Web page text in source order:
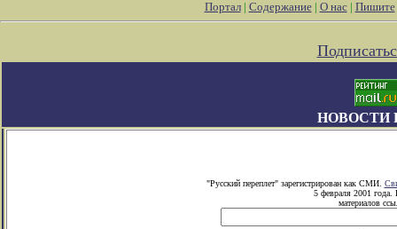
Портал| Содержание| О нас| Пишите
НОВОСТИ
"Русский переплет" зарегистрирован как СМИ.
5 февраля 2001 года.
материалов